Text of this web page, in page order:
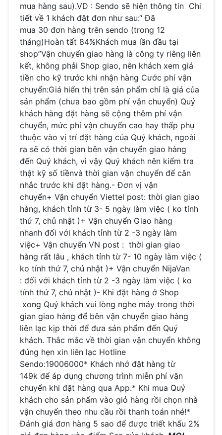
mua hàng sau).VD : Sendo sẽ hiện thông tin Chi
tiết về 1 khách đặt đơn như sau:“ Đã
mua 30 đơn hàng trên sendo (trong 12
tháng)Hoàn tất 84%Khách mua lần đầu tại
shop”Vận chuyển giao hàng là công ty riêng liên
kết, không phải Shop giao, nên khách xem giá
tiền cho kỹ trước khi nhận hàng Cước phí vận
chuyển:Giá hiển thị trên sản phẩm chỉ là giá của
sản phẩm (chưa bao gồm phí vận chuyển) Quý
khách hàng đặt hàng sẽ cộng thêm phí vận
chuyển, mức phí vận chuyển cao hay thấp phụ
thuộc vào vị trí đặt hàng của Quý khách, ngoài
ra sẽ có thời gian bên vận chuyển giao hàng
đến Quý khách, vì vậy Quý khách nên kiểm tra
thật kỹ số tiềnvà thời gian vận chuyển để cân
nhắc trước khi đặt hàng.- Đơn vị vận
chuyển+ Vận chuyển Viettel post: thời gian giao
hàng, khách tỉnh từ 3- 5 ngày làm việc ( ko tính
thứ 7, chủ nhật )+ Vận chuyển Giao hàng
nhanh đối với khách tỉnh từ 2 -3 ngày làm
việc+ Vận chuyển VN post : thời gian giao
hàng rất lâu , khách tỉnh từ 7- 10 ngày làm việc (
ko tính thứ 7, chủ nhật )+ Vận chuyển NijaVan
: đối với khách tỉnh từ 2 -3 ngày làm việc ( ko
tính thứ 7, chủ nhật )- Khi đặt hàng ở Shop
xong Quý khách vui lòng nghe máy trong thời
gian giao hàng để bên vận chuyển giao hàng
liên lạc kịp thời để đưa sản phẩm đến Quý
khách. Thắc mắc về thời gian vận chuyển không
đúng hẹn xin liên lạc Hotline
Sendo:19006000* Khách nhớ đặt hàng từ
149k để áp dụng chương trình miễn phí vận
chuyển khi đặt hàng qua App.* Khi mua Quý
khách cho sản phẩm vào giỏ hàng rồi chọn nhà
vận chuyển theo nhu cầu rồi thanh toán nhé!*
Đánh giá đơn hàng 5 sao để được triết khấu 2%